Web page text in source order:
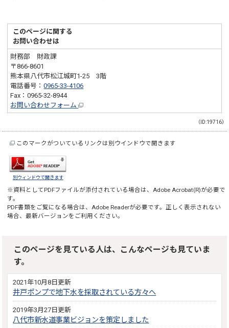
このページに関する
お問い合わせは
財務部 財政課
〒866-8601
熊本県八代市松江城町1-25 3階
電話番号：0965-33-4106
Fax：0965-32-8944
お問い合わせフォーム
（ID:19716）
このマークがついているリンクは別ウインドウで開きます
別ウィンドウで開きます
※資料としてPDFファイルが添付されている場合は、 Adobe Acrobat(R)が必要で
す。
PDF書類をご覧になる場合は、 Adobe Readerが必要です。正しく表示されない
場合、最新バージョンをご利用ください。
このページを見ている人は、こんなページも見ていま
す。
2021年10月8日更新
井戸ポンプで地下水を採取されている方々へ
2019年3月27日更新
八代市新水道事業ビジョンを策定しました